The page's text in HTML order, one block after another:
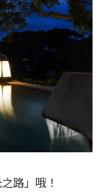
路」哦！